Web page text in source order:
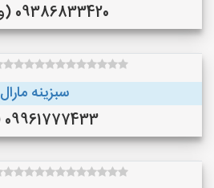
09386833420 (ورامین)
سبزینه مارال
09961777433 (یزد)